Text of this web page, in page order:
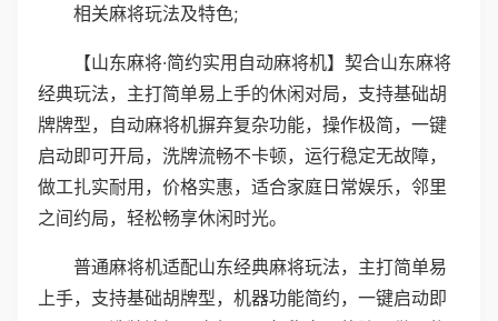
相关麻将玩法及特色;
【山东麻将·简约实用自动麻将机】契合山东麻将
经典玩法，主打简单易上手的休闲对局，支持基础胡
牌牌型，自动麻将机摒弃复杂功能，操作极简，一键
启动即可开局，洗牌流畅不卡顿，运行稳定无故障，
做工扎实耐用，价格实惠，适合家庭日常娱乐，邻里
之间约局，轻松畅享休闲时光。
普通麻将机适配山东经典麻将玩法，主打简单易
上手，支持基础胡牌型，机器功能简约，一键启动即